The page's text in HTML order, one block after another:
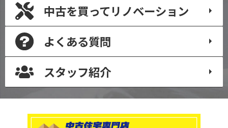
中古を買ってリノベーション
よくある質問
スタッフ紹介